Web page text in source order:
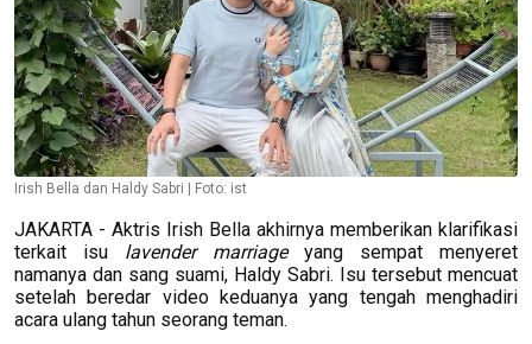
Irish Bella dan Haldy Sabri | Foto: ist
JAKARTA - Aktris Irish Bella akhirnya memberikan klarifikasi
terkait isu lavender marriageyang sempat menyeret
namanya dan sang suami, Haldy Sabri. Isu tersebut mencuat
setelah beredar video keduanya yang tengah menghadiri
acara ulang tahun seorang teman.